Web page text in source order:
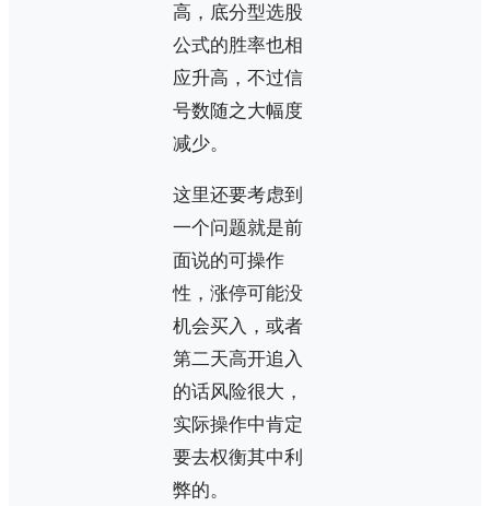
高，底分型选股
公式的胜率也相
应升高，不过信
号数随之大幅度
减少。
这里还要考虑到
一个问题就是前
面说的可操作
性，涨停可能没
机会买入，或者
第二天高开追入
的话风险很大，
实际操作中肯定
要去权衡其中利
弊的。